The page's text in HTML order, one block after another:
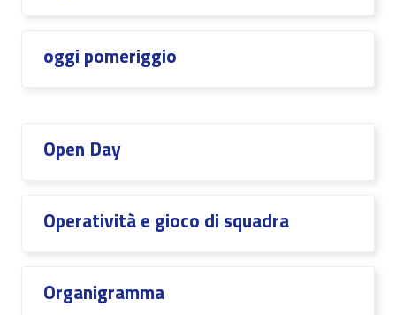
oggi pomeriggio
Open Day
Operatività e gioco di squadra
Organigramma